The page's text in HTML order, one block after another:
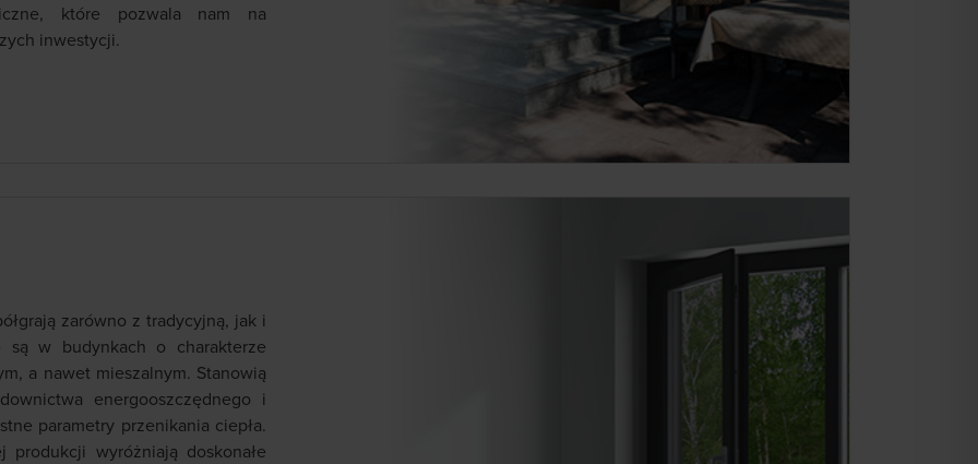
które pozwala nam na
inwestycji.
zarówno z tradycyjną, jak i
są w budynkach o charakterze
a nawet mieszalnym. Stanowią
energooszczędnego i
parametry przenikania ciepła.
produkcji wyróżniają doskonałe